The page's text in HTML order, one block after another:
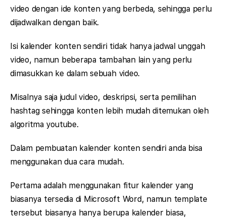
video dengan ide konten yang berbeda, sehingga perlu
dijadwalkan dengan baik.
Isi kalender konten sendiri tidak hanya jadwal unggah
video, namun beberapa tambahan lain yang perlu
dimasukkan ke dalam sebuah video.
Misalnya saja judul video, deskripsi, serta pemilihan
hashtag sehingga konten lebih mudah ditemukan oleh
algoritma youtube.
Dalam pembuatan kalender konten sendiri anda bisa
menggunakan dua cara mudah.
Pertama adalah menggunakan fitur kalender yang
biasanya tersedia di Microsoft Word, namun template
tersebut biasanya hanya berupa kalender biasa,